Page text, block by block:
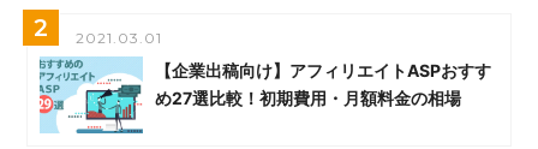
2 2021.03.01
【企業出稿向け】アフィリエイトASPおすす
め27選比較！初期費用・月額料金の相場